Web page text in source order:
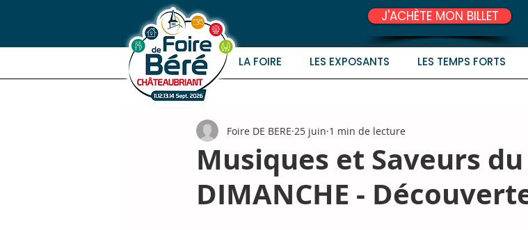
J'ACHÈTE MON BILLET
LA FOIRE LES EXPOSANTS LES TEMPS FORTS
Musiques et Saveurs
DIMANCHE -
Foire DE BERE 25 juin 1 min de lecture